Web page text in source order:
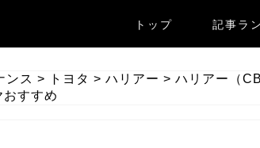
トップ 記事ラ
ンス > トヨタ > ハリアー > ハリアー（
すすめ